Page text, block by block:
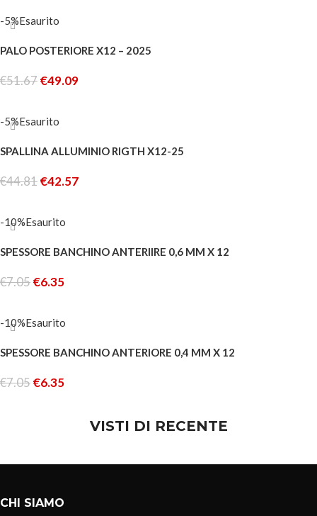
-5%Esaurito
PALO POSTERIORE X12 – 2025
€51.67€49.09
-5%Esaurito
SPALLINA ALLUMINIO RIGTH X12-25
€44.81€42.57
-10%Esaurito
SPESSORE BANCHINO ANTERIIRE 0,6 MM X 12
€7.05€6.35
-10%Esaurito
SPESSORE BANCHINO ANTERIORE 0,4 MM X 12
€7.05€6.35
VISTI DI RECENTE
CHI SIAMO